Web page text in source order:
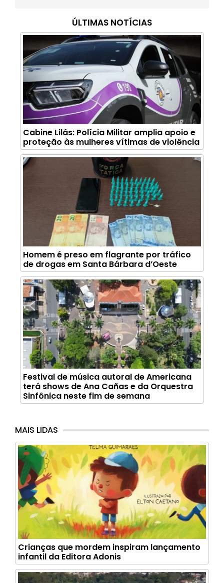
ÚLTIMAS NOTÍCIAS
Cabine Lilás: Polícia Militar amplia apoio e
proteção às mulheres vítimas de violência
Homem é preso em flagrante por tráfico
de drogas em Santa Bárbara d’Oeste
Festival de música autoral de Americana
terá shows de Ana Cañas e da Orquestra
Sinfônica neste fim de semana
MAIS LIDAS
Crianças que mordem inspiram lançamento
infantil da Editora Adonis